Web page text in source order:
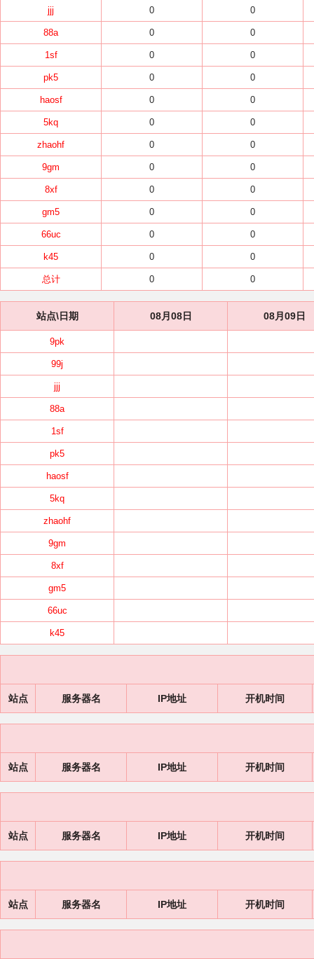
jjj 0 0
88a 0 0
1sf 0 0
pk5 0 0
haosf 0 0
5kq 0 0
zhaohf 0 0
9gm 0 0
8xf 0 0
gm5 0 0
66uc 0 0
k45 0 0
总计 0 0
站点\日期 08月08日 08月09日
9pk
99j
jjj
88a
1sf
pk5
haosf
5kq
zhaohf
9gm
8xf
gm5
66uc
k45
站点 服务器名 IP地址 开机时间
站点 服务器名 IP地址 开机时间
站点 服务器名 IP地址 开机时间
站点 服务器名 IP地址 开机时间